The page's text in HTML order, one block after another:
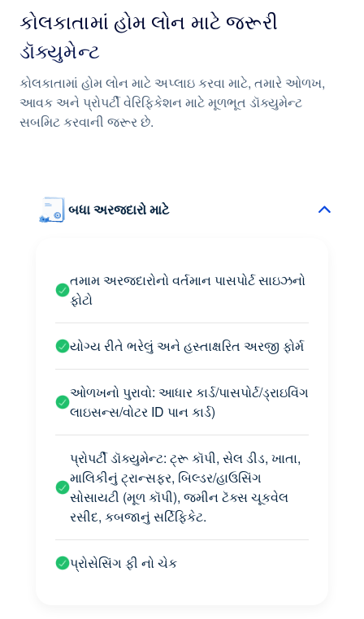
સુવિધાજનક પરત ચુકવણીનું માળખું
કોલકાતામાં હોમ લોન માટે જરૂરી
ડૉક્યુમેન્ટ
કોલકાતામાં હોમ લોન માટે અપ્લાઇ કરવા માટે, તમારે ઓળખ,
આવક અને પ્રોપર્ટી વેરિફિકેશન માટે મૂળભૂત ડૉક્યુમેન્ટ
સબમિટ કરવાની જરૂર છે.
બધા અરજદારો માટે
તમામ અરજદારોનો વર્તમાન પાસપોર્ટ સાઇઝનો
ફોટો
યોગ્ય રીતે ભરેલું અને હસ્તાક્ષરિત અરજી ફોર્મ
ઓળખનો પુરાવો: આધાર કાર્ડ/પાસપોર્ટ/ડ્રાઇવિંગ
લાઇસન્સ/વોટર ID પાન કાર્ડ)
પ્રોપર્ટી ડૉક્યુમેન્ટ: ટ્રૂ કૉપી, સેલ ડીડ, ખાતા,
માલિકીનું ટ્રાન્સફર, બિલ્ડર/હાઉસિંગ
સોસાયટી (મૂળ કૉપી), જમીન ટૅક્સ ચૂકવેલ
રસીદ, કબજાનું સર્ટિફિકેટ.
પ્રોસેસિંગ ફી નો ચેક